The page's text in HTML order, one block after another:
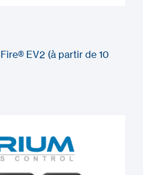
EV2 (à partir de 10